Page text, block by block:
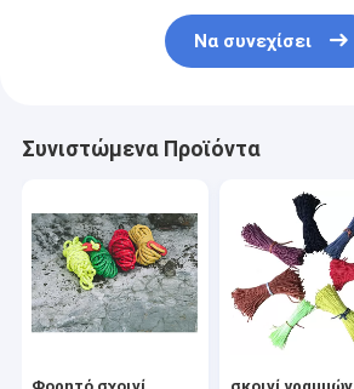
Να συνεχίσει
Συνιστώμενα Προϊόντα